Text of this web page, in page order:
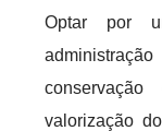
Optar por
valorização